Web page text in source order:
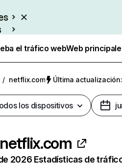
el tráfico webWeb
/ netflix.com Última
los dispositivos
netflix.com
2026 Estadísticas de